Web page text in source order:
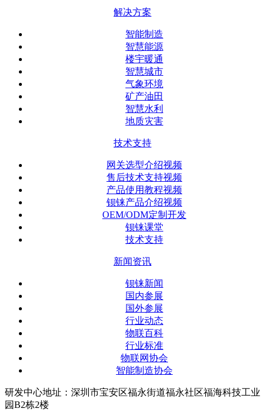
解决方案
智能制造
智慧能源
楼宇暖通
智慧城市
气象环境
矿产油田
智慧水利
地质灾害
技术支持
网关选型介绍视频
售后技术支持视频
产品使用教程视频
钡铼产品介绍视频
OEM/ODM定制开发
钡铼课堂
技术支持
新闻资讯
钡铼新闻
国内参展
国外参展
行业动态
物联百科
行业标准
物联网协会
智能制造协会
研发中心地址：深圳市宝安区福永街道福永社区福海科技工业
园B2栋2楼